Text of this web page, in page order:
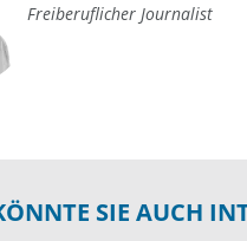
Freiberuflicher Journalist
SIE AUCH